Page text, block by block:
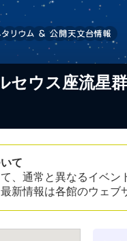
セウス座流星
て
、通常と異なるイベ
新情報は各館のウェ